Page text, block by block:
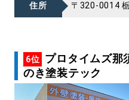
住所 〒320-0014
6位
プロタイムズ那
のき塗装テック